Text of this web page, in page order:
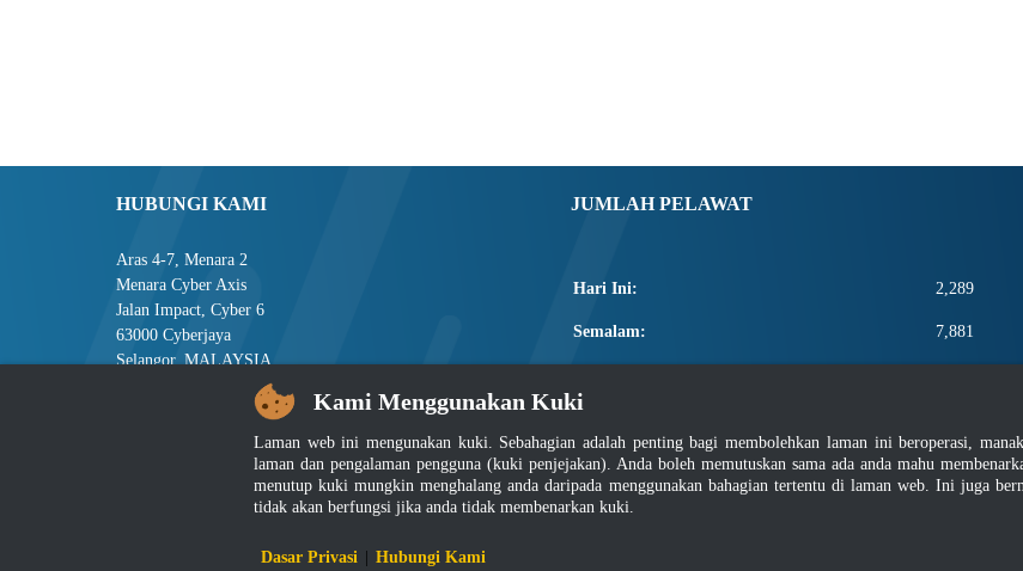
HUBUNGI KAMI
Aras 4-7, Menara 2
Menara Cyber Axis
Jalan Impact, Cyber 6
63000 Cyberjaya
Selangor, MALAYSIA
Tel : +603-8008 2900
E-mel : central[at]jsm[dot]gov[dot]my
JUMLAH PELAWAT
Hari Ini: 2,289
Semalam: 7,881
Total: 2,671,362
Penafian|Dasar Keselamatan
Kami Menggunakan Kuki
Laman web ini mengunakan kuki. Sebahagian adalah penting bagi membolehkan laman ini beroperasi,
laman dan pengalaman pengguna (kuki penjejakan). Anda boleh memutuskan sama ada anda mahu
menutup kuki mungkin menghalang anda daripada menggunakan bahagian tertentu di laman web. Ini juga
tidak akan berfungsi jika anda tidak membenarkan kuki.
Dasar Privasi Hubungi Kami